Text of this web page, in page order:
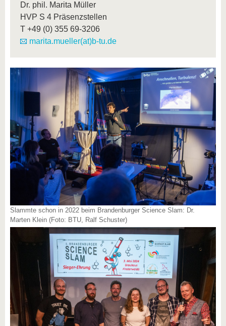
Dr. phil. Marita Müller
HVP S 4 Präsenzstellen
T +49 (0) 355 69-3206
marita.mueller(at)b-tu.de
Slammte schon in 2022 beim Brandenburger Science Slam: Dr.
Marten Klein (Foto: BTU, Ralf Schuster)